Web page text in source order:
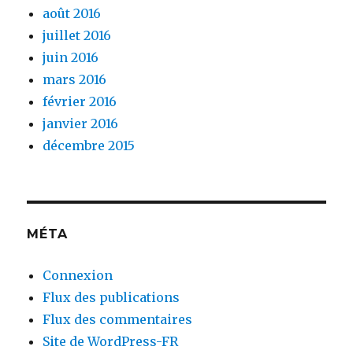
août 2016
juillet 2016
juin 2016
mars 2016
février 2016
janvier 2016
décembre 2015
MÉTA
Connexion
Flux des publications
Flux des commentaires
Site de WordPress-FR